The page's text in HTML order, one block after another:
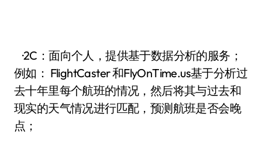
·2C：面向个人，提供基于数据分析的服务；
例如： FlightCaster 和FlyOnTime.us基于分析过
去十年里每个航班的情况，然后将其与过去和
现实的天气情况进行匹配，预测航班是否会晚
点；